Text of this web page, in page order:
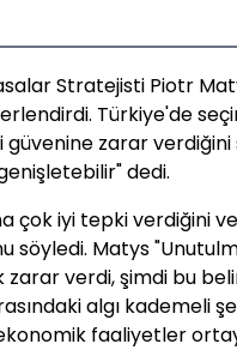
Stratejisti Piotr
Türkiye'de
zarar
dedi.
çok iyi tepki verdiğini
söyledi. Matys
verdi, şimdi bu
algı kademeli
faaliyetler